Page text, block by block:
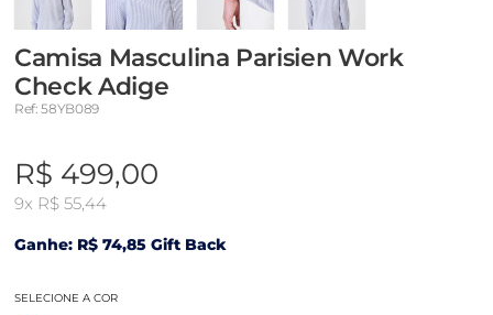
Camisa Masculina Parisien Work
Check Adige
Ref: 58YB089
R$ 499,00
9x R$ 55,44
Ganhe: R$ 74,85 Gift Back
SELECIONE A COR